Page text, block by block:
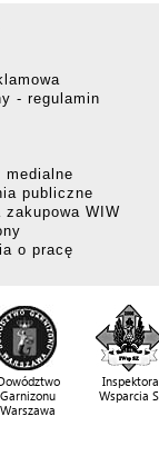
- regulamin
medialne
publiczne
zakupowa WIW
o pracę
Garnizonu
Warszawa
Wsparcia